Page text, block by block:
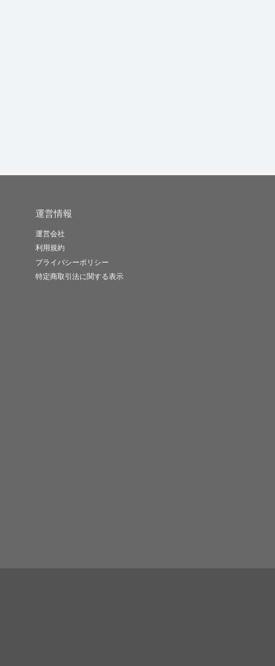
運営情報
運営会社
利用規約
プライバシーポリシー
特定商取引法に関する表示